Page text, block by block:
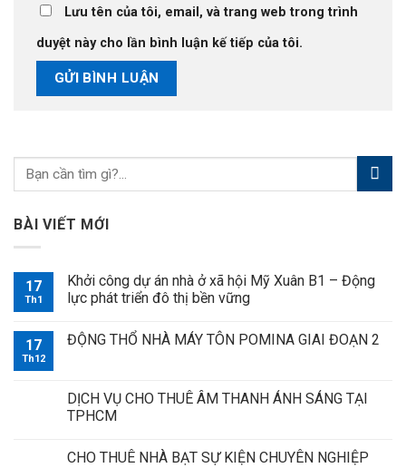
Lưu tên của tôi, email, và trang web trong trình
duyệt này cho lần bình luận kế tiếp của tôi.
BÀI VIẾT MỚI
17
Th1
Khởi công dự án nhà ở xã hội Mỹ Xuân B1 – Động
lực phát triển đô thị bền vững
17
Th12
ĐỘNG THỔ NHÀ MÁY TÔN POMINA GIAI ĐOẠN 2
DỊCH VỤ CHO THUÊ ÂM THANH ÁNH SÁNG TẠI
TPHCM
CHO THUÊ NHÀ BẠT SỰ KIỆN CHUYÊN NGHIỆP